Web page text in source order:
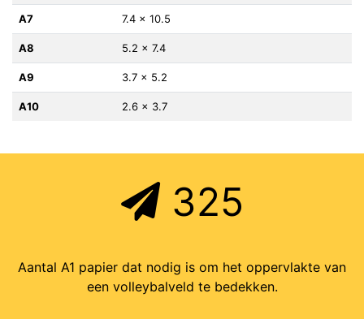
A7 7.4 x 10.5
A8 5.2 x 7.4
A9 3.7 x 5.2
A10 2.6 x 3.7
325
Aantal A1 papier dat nodig is om het oppervlakte van
een volleybalveld te bedekken.